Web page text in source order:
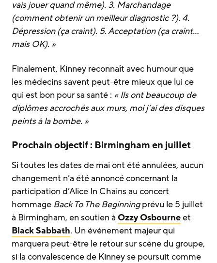
vais jouer quand même). 3. Marchandage
(comment obtenir un meilleur diagnostic ?). 4.
Dépression (ça craint). 5. Acceptation (ça craint…
mais OK). »
Finalement, Kinney reconnaît avec humour que
les médecins savent peut-être mieux que lui ce
qui est bon pour sa santé : « Ils ont beaucoup de
diplômes accrochés aux murs, moi j’ai des disques
peints à la bombe. »
Prochain objectif : Birmingham en juillet
Si toutes les dates de mai ont été annulées, aucun
changement n’a été annoncé concernant la
participation d’Alice In Chains au concert
hommage Back To The Beginningprévu le 5 juillet
à Birmingham, en soutien à Ozzy Osbourneet
Black Sabbath. Un événement majeur qui
marquera peut-être le retour sur scène du groupe,
si la convalescence de Kinney se poursuit comme